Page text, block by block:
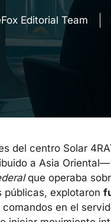
Editorial Team
del centro Solar
a Asia
que operaba
públicas, explotaron
en el